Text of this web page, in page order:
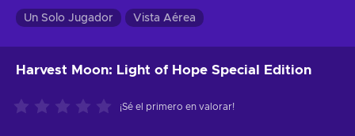
Un Solo Jugador Vista Aérea
Harvest Moon: Light of Hope Special Edition
¡Sé el primero en valorar!